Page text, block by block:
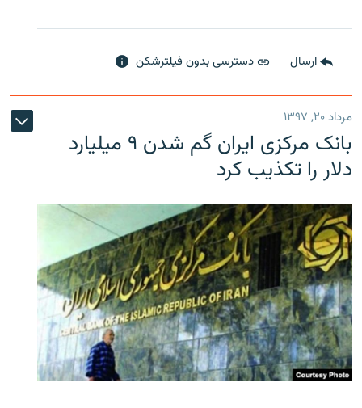
ارسال دسترسی بدون فیلترشکن
مرداد ۲۰, ۱۳۹۷
بانک مرکزی ایران گم شدن ۹ میلیارد
دلار را تکذیب کرد